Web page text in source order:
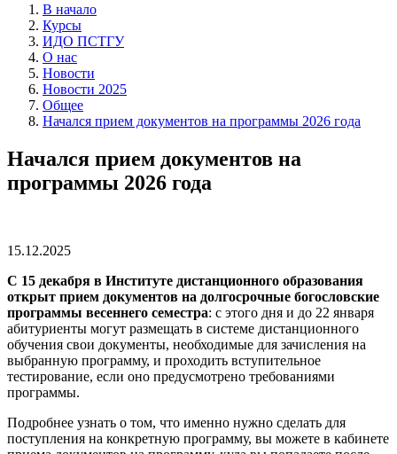
В начало
Курсы
ИДО ПСТГУ
О нас
Новости
Новости 2025
Общее
Начался прием документов на программы 2026 года
Начался прием документов на
программы 2026 года
15.12.2025
С 15 декабря в Институте дистанционного образования
открыт прием документов на долгосрочные богословские
программы весеннего семестра: с этого дня и до 22 января
абитуриенты могут размещать в системе дистанционного
обучения свои документы, необходимые для зачисления на
выбранную программу, и проходить вступительное
тестирование, если оно предусмотрено требованиями
программы.
Подробнее узнать о том, что именно нужно сделать для
поступления на конкретную программу, вы можете в кабинете